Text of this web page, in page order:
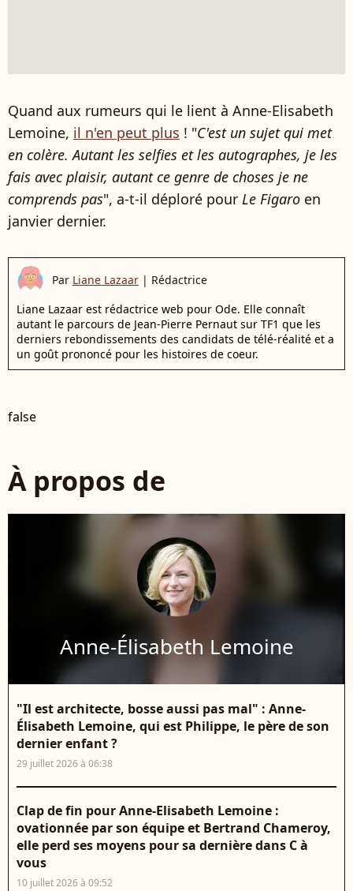
Quand aux rumeurs qui le lient à Anne-Elisabeth
Lemoine, il n'en peut plus ! "C'est un sujet qui met
en colère.Autant les selfies et les autographes, je les
fais avec plaisir, autant ce genre de choses je ne
comprends pas", a-t-il déploré pour Le Figaro en
janvier dernier.
Par Liane Lazaar | Rédactrice
Liane Lazaar est rédactrice web pour Ode. Elle connaît
autant le parcours de Jean-Pierre Pernaut sur TF1 que les
derniers rebondissements des candidats de télé-réalité et a
un goût prononcé pour les histoires de coeur.
false
À propos de
Anne-Élisabeth Lemoine
"Il est architecte, bosse aussi pas mal" : Anne-
Élisabeth Lemoine, qui est Philippe, le père de son
dernier enfant ?
29 juillet 2026 à 06:38
Clap de fin pour Anne-Elisabeth Lemoine :
ovationnée par son équipe et Bertrand Chameroy,
elle perd ses moyens pour sa dernière dans C à
vous
10 juillet 2026 à 09:52